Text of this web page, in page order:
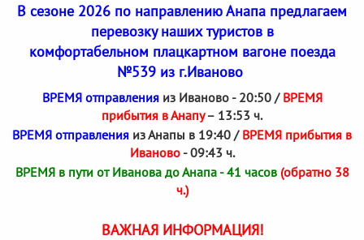
В сезоне 2026 по направлению Анапа предлагаем
перевозку наших туристов в
комфортабельном плацкартном вагоне поезда
№539 из г.Иваново
ВРЕМЯ отправленияиз Иваново - 20:50 / ВРЕМЯ
прибытия в Анапу– 13:53 ч.
ВРЕМЯ отправления из Анапы в 19:40 / ВРЕМЯ прибытия в
Иваново- 09:43 ч.
ВРЕМЯ в пути от Иванова до Анапа - 41 часов (обратно 38
ч.)
ВАЖНАЯ ИНФОРМАЦИЯ!